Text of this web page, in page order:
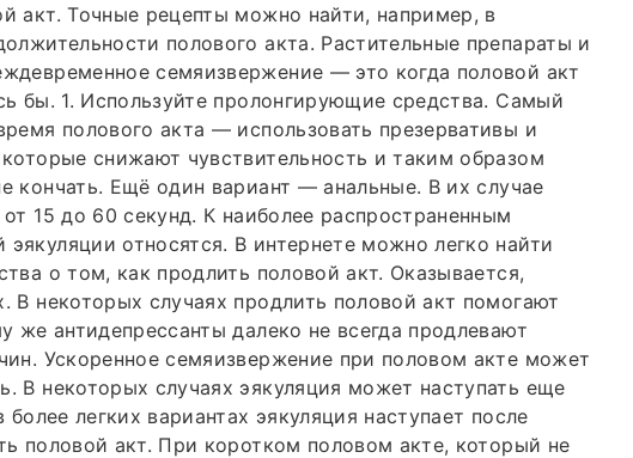
акт. Точные рецепты можно найти, например, в
полового акта. Растительные препараты и
семяизвержение — это когда половой акт
бы. 1. Используйте пролонгирующие средства. Самый
полового акта — использовать презервативы и
снижают чувствительность и таким образом
кончать. Ещё один вариант — анальные. В их случае
15 до 60 секунд. К наиболее распространенным
относятся. В интернете можно легко найти
о том, как продлить половой акт. Оказывается,
В некоторых случаях продлить половой акт помогают
же антидепрессанты далеко не всегда продлевают
Ускоренное семяизвержение при половом акте может
В некоторых случаях эякуляция может наступать еще
более легких вариантах эякуляция наступает после
половой акт. При коротком половом акте, который не